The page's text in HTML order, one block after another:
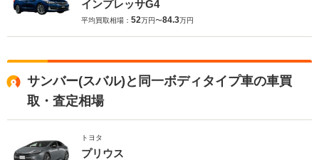
インプレッサG4
平均買取相場： 52万円〜84.3万円
サンバー(スバル)と同一ボディタイプ車の車買
取・査定相場
トヨタ
プリウス